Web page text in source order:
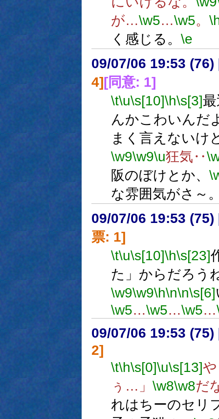
が…\w5…\w5。
く感じる。 \e
09/07/06 19:53 (76)
4][同意: 1]
\t\u\s[10]\h\s[3]
んかこわいんだ
まく言えないけ
\w9\w9\u狂気‥
阪のぼけとか、
な雰囲気がさ～
09/07/06 19:53 (75)
票: 1]
\t\u\s[10]\h\s[23]
た」からだろう
\w9\w9\h\n\n\s[6]
\w5…\w5…\w5…
09/07/06 19:53 (75)
2]
\t\h\s[0]\u\s[13]
ぅ…」 \w8\w8だ
れはちーのセリ